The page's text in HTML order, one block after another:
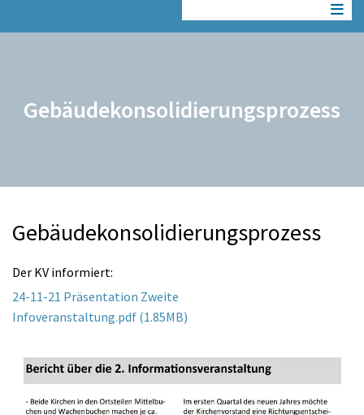
Gebäudekonsolidierungsprozess
Gebäudekonsolidierungsprozess
Der KV informiert:
24-11-21 Präsentation Zweite
Infoveranstaltung.pdf (1.85MB)